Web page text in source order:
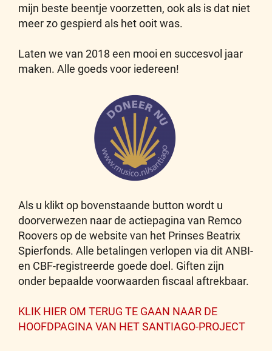
mijn beste beentje voorzetten, ook als is dat niet
meer zo gespierd als het ooit was.
Laten we van 2018 een mooi en succesvol jaar
maken. Alle goeds voor iedereen!
Als u klikt op bovenstaande button wordt u
doorverwezen naar de actiepagina van Remco
Roovers op de website van het Prinses Beatrix
Spierfonds. Alle betalingen verlopen via dit ANBI-
en CBF-registreerde goede doel. Giften zijn
onder bepaalde voorwaarden fiscaal aftrekbaar.
KLIK HIER OM TERUG TE GAAN NAAR DE
HOOFDPAGINA VAN HET SANTIAGO-PROJECT